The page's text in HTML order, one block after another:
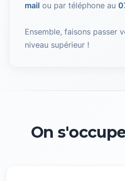
mail ou par téléphone au
Ensemble, faisons passer
niveau supérieur !
On